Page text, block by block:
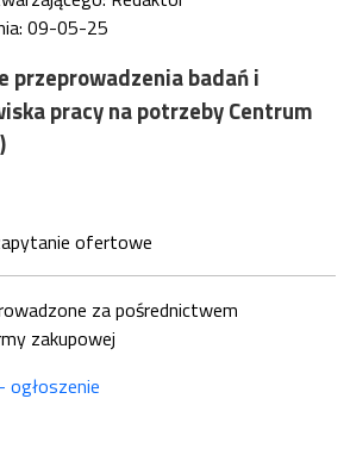
09-05-25
przeprowadzenia badań i
pracy na potrzeby Centrum
ofertowe
za pośrednictwem
zakupowej